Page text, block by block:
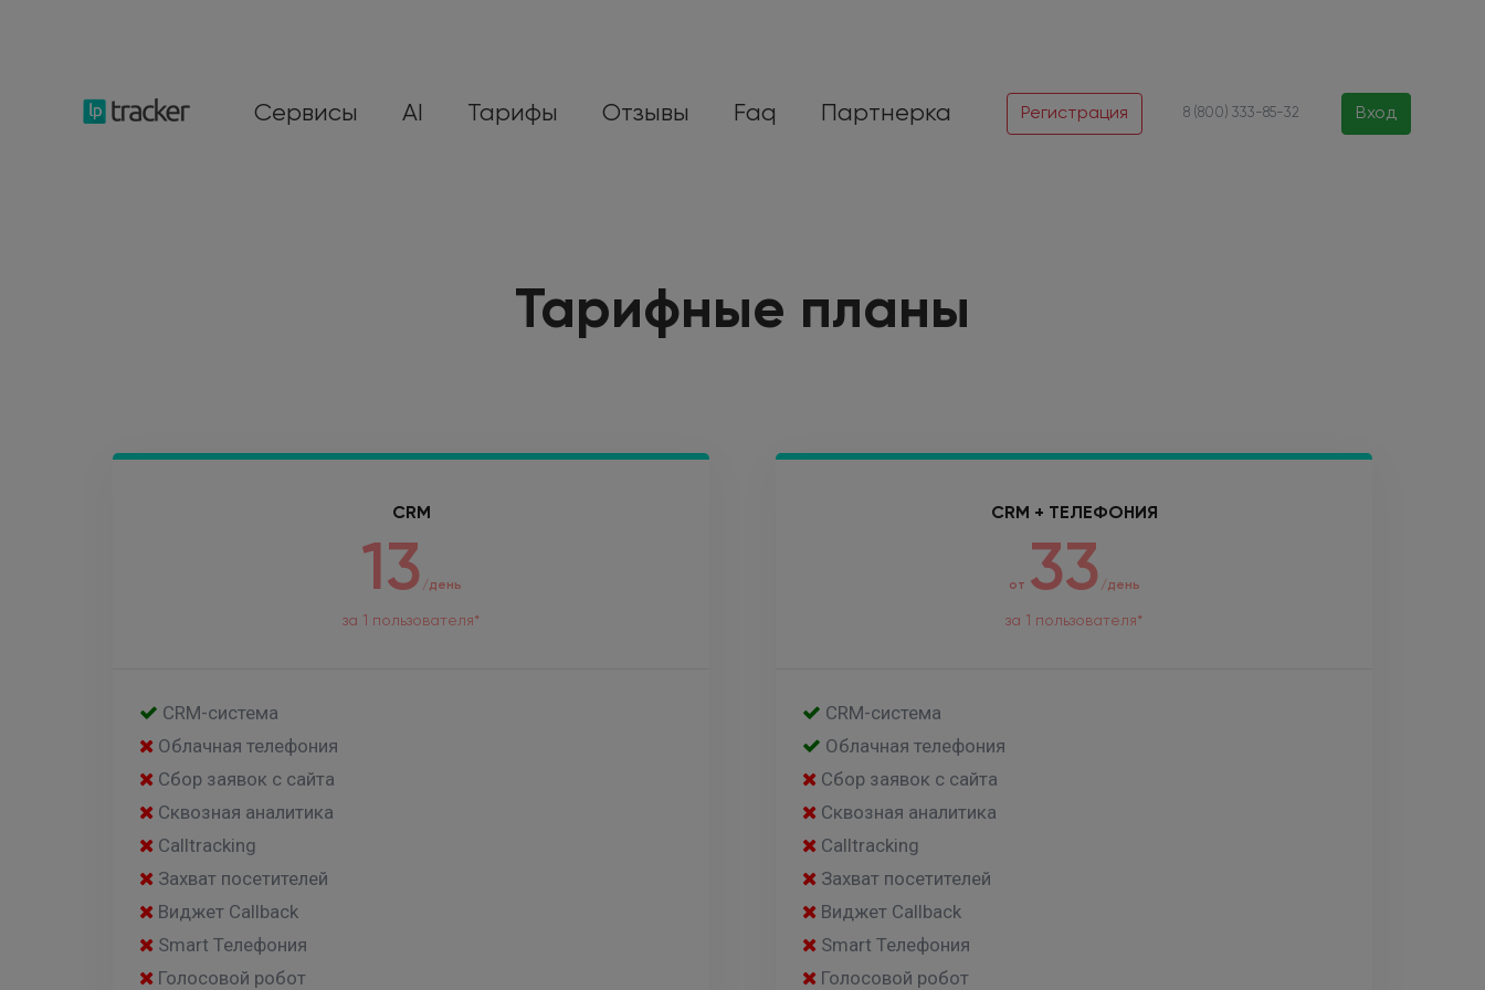
Регистрация 8 (800) 333-85-32 Вход
Сервисы AI Тарифы Отзывы Faq Партнерка
Тарифные планы
CRM
13 /день
за 1 пользователя*
CRM-система
Облачная телефония
Сбор заявок с сайта
Сквозная аналитика
Calltracking
Захват посетителей
Виджет Callback
Smart Телефония
Голосовой робот
CRM + ТЕЛЕФОНИЯ
от 33 /день
за 1 пользователя*
CRM-система
Облачная телефония
Сбор заявок с сайта
Сквозная аналитика
Calltracking
Захват посетителей
Виджет Callback
Smart Телефония
Голосовой робот